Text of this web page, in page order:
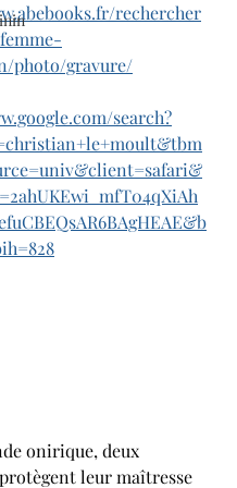
rechercher
photo/gravure/
search?
onirique, deux
leur maîtresse